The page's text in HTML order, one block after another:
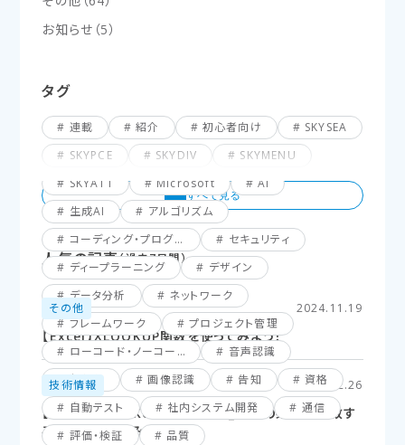
お知らせ （5）
タグ
連載 紹介 初心者向け
SKYSEA
SKYPCE
SKYDIV
SKYMENU
SKYATT
Microsoft
AI
生成AI
アルゴリズム
コーディング・プログラミング
セキュリティ
ディープラーニング
デザイン
データ分析
ネットワーク
フレームワーク
プロジェクト管理
ローコード・ノーコード
音声認識
仮想化
画像認識 告知
資格
自動テスト
社内システム開発
通信
評価・検証
品質
人気の記事（過去7日間）
その他 2024.11.19
【Excel】XLOOKUP関数を使ってみよう！
技術情報 2025.02.26
【Excel】XLOOKUP関数応用編_複数の条件に一致す
るセルを探してみよう！